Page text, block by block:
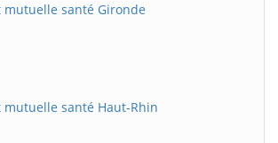
mutuelle santé Gironde
mutuelle santé Haut-Rhin